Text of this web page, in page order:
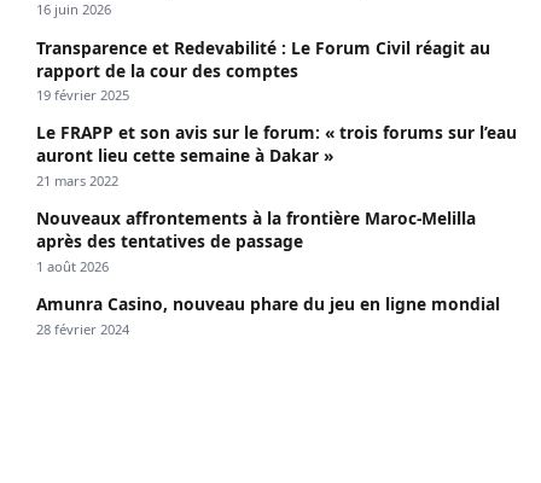
propagé le VIH depuis 2018
16 juin 2026
Transparence et Redevabilité : Le Forum Civil réagit au
rapport de la cour des comptes
19 février 2025
Le FRAPP et son avis sur le forum: « trois forums sur l’eau
auront lieu cette semaine à Dakar »
21 mars 2022
Nouveaux affrontements à la frontière Maroc-Melilla
après des tentatives de passage
1 août 2026
Amunra Casino, nouveau phare du jeu en ligne mondial
28 février 2024